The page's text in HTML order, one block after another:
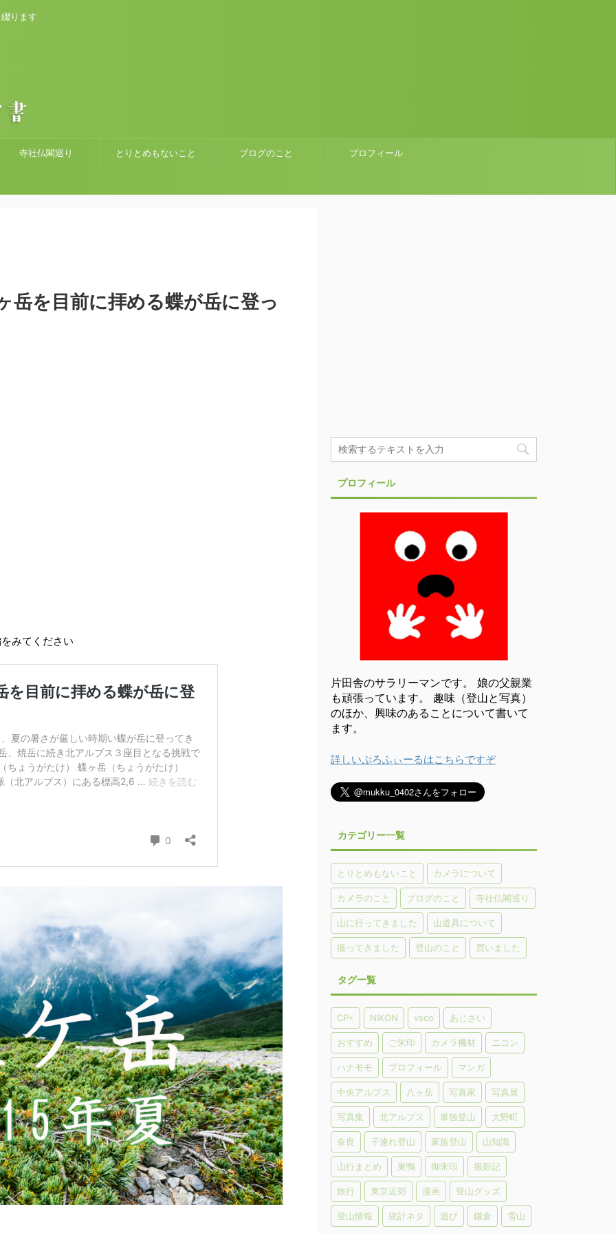
ります
寺社仏閣巡り とりとめもないこと ブログのこと プロフィール
岳を目前に拝める蝶が岳に登っ
みてください
プロフィール
片田舎のサラリーマンです。 娘の父親業
も頑張っています。 趣味（登山と写真）
のほか、興味のあることについて書いて
ます。
詳しいぷろふぃーるはこちらですぞ
カテゴリー一覧
とりとめもないこと カメラについて
カメラのこと ブログのこと 寺社仏閣巡り
山に行ってきました 山道具について
撮ってきました 登山のこと 買いました
タグ一覧
CP+ NIKON vsco あじさい
おすすめ ご朱印 カメラ機材 ニコン
ハナモモ プロフィール マンガ
中央アルプス 八ヶ岳 写真家 写真展
写真集 北アルプス 単独登山 大野町
奈良 子連れ登山 家族登山 山知識
山行まとめ 巣鴨 御朱印 撮影記
旅行 東京近郊 漫画 登山グッズ
登山情報 統計ネタ 遊び 鎌倉 雪山